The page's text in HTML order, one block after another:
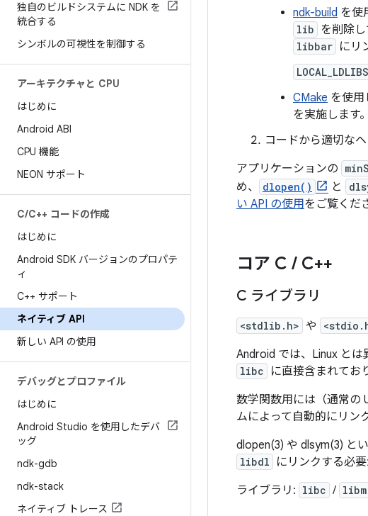
独自のビルドシステムに NDK を
統合する
シンボルの可視性を制御する
アーキテクチャと CPU
はじめに
Android ABI
CPU 機能
NEON サポート
C/C++ コードの作成
はじめに
Android SDK バージョンのプロパテ
ィ
C++ サポート
ネイティブ API
新しい API の使用
デバッグとプロファイル
はじめに
Android Studio を使用したデバ
ッグ
ndk-gdb
ndk-stack
ネイティブ トレース
ndk-build を使
lib を削除
libbar にリ
LOCAL_LDLIBS
CMake を使用
を実施します。
コードから適切な
アプリケーションの
め、
dlopen() と
い API の使用をご覧くだ
コア C / C++
C ライブラリ
<stdlib.h> や
Android では、Linux とは
libc
に直接含まれてお
数学関数用には（通常の
ムによって自動的にリン
dlopen(3) や dlsym(3) と
libdl
にリンクする必要
ライブラリ: libc / libm